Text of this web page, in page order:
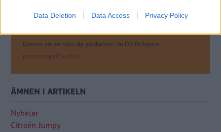
Data Deletion Data Access Privacy Policy
Genom att anmäla dig godkänner du OK-förlagets
personuppgiftspolicy.
ÄMNEN I ARTIKELN
Nyheter
Citroën Jumpy